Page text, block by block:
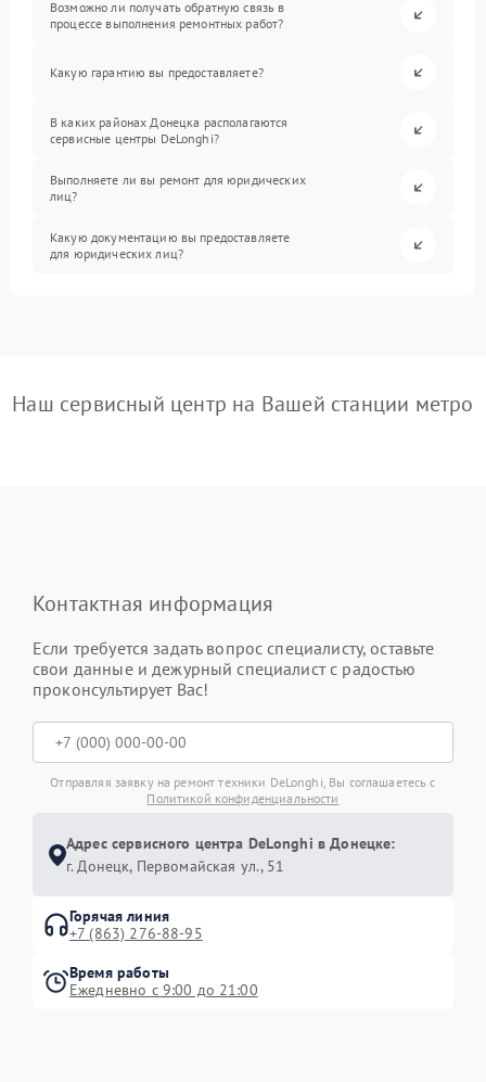
Возможно ли получать обратную связь в
процессе выполнения ремонтных работ?
Какую гарантию вы предоставляете?
В каких районах Донецка располагаются
сервисные центры DeLonghi?
Выполняете ли вы ремонт для юридических
лиц?
Какую документацию вы предоставляете
для юридических лиц?
Наш сервисный центр на Вашей станции метро
Контактная информация
Если требуется задать вопрос специалисту, оставьте
свои данные и дежурный специалист с радостью
проконсультирует Вас!
Отправляя заявку на ремонт техники DeLonghi, Вы соглашаетесь с
Политикой конфиденциальности
Адрес сервисного центра DeLonghi в Донецке:
г. Донецк, Первомайская ул., 51
Горячая линия
+7 (863) 276-88-95
Время работы
Ежедневно с 9:00 до 21:00